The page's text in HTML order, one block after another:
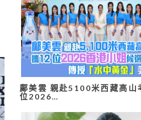
鄺美雲 親赴5100米西藏高山
位2026…